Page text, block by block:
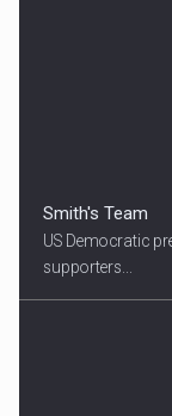
Smith's Team
US Democratic
supporters...